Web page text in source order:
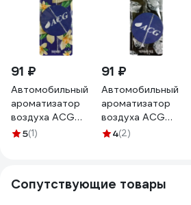
91 ₽
Автомобильный
ароматизатор
воздуха ACG
аромат ваниль
5(1)
91 ₽
Автомобильный
ароматизатор
воздуха ACG
аромат черный
4(2)
Сопутствующие товары